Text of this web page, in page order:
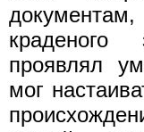
проявлял
мог